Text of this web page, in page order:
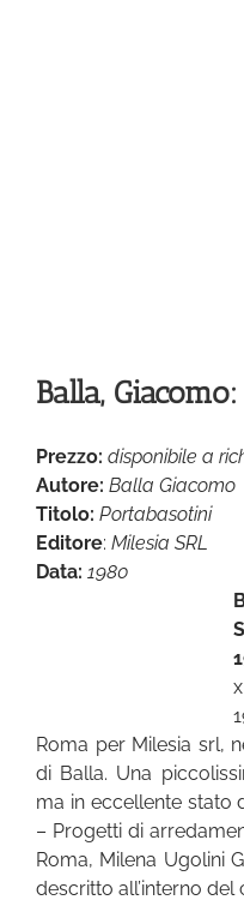
Balla,
Prezzo: disponibile a
Autore: Balla Giacomo
Titolo: Portabasotini
Editore: Milesia SRL
Data: 1980
Roma per Milesia srl,
di Balla. Una
ma in eccellente stato
– Progetti di
Roma, Milena Ugolini
descritto all’interno del